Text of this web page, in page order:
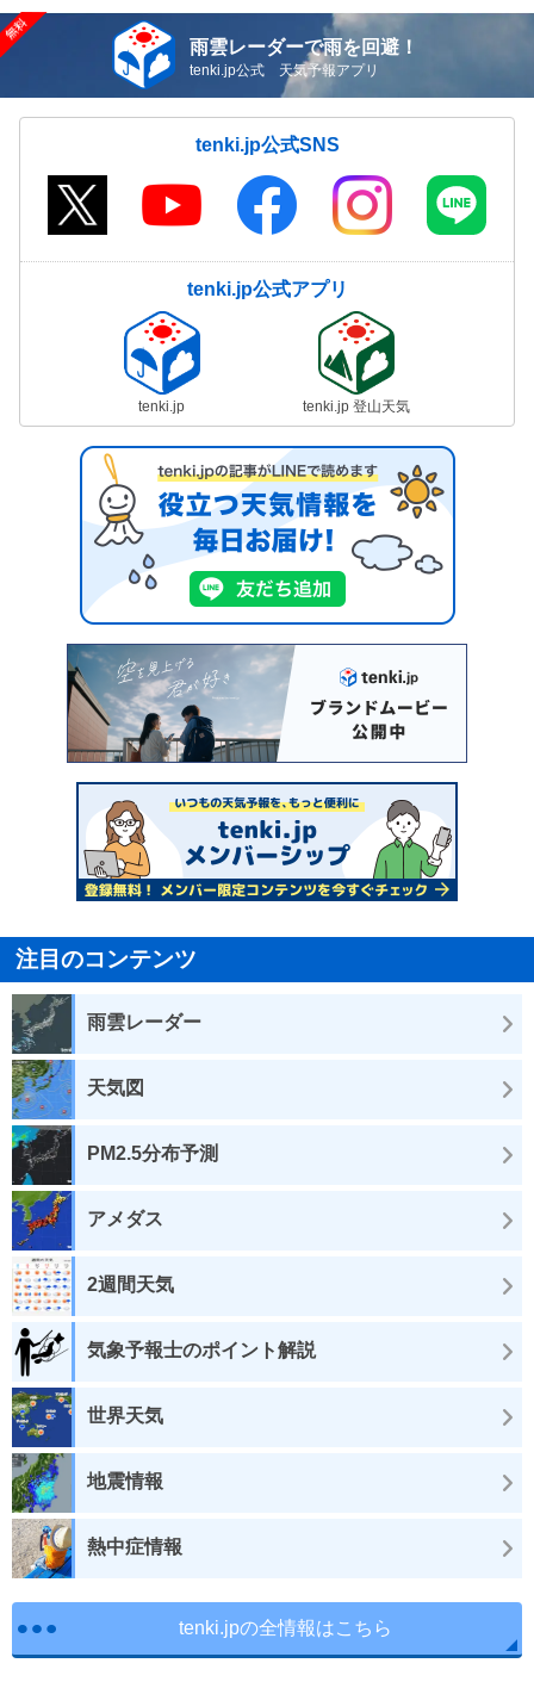
雨雲レーダーで雨を回避！
tenki.jp公式 天気予報アプリ
tenki.jp公式SNS
tenki.jp公式アプリ
tenki.jp tenki.jp 登山天気
注目のコンテンツ
雨雲レーダー
天気図
PM2.5分布予測
アメダス
2週間天気
気象予報士のポイント解説
世界天気
地震情報
熱中症情報
tenki.jpの全情報はこちら